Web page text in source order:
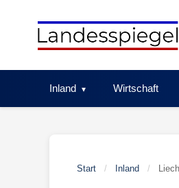
Inland Wirtschaft
Start / Inland /